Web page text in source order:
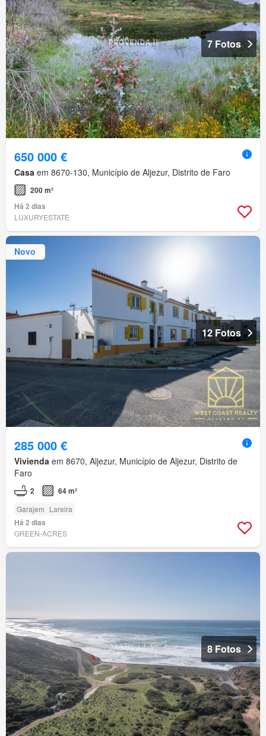
7 Fotos
650 000 €
Casa em 8670-130, Município de Aljezur, Distrito de Faro
200 m²
Há 2 dias
LUXURYESTATE
Novo
12 Fotos
285 000 €
Vivienda em 8670, Aljezur, Município de Aljezur, Distrito de
Faro
2 64 m²
Garajem Lareira
Há 2 dias
GREEN-ACRES
8 Fotos